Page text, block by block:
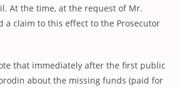
At the time, at the request of Mr.
a claim to this effect to the Prosecutor
that immediately after the first public
about the missing funds (paid for